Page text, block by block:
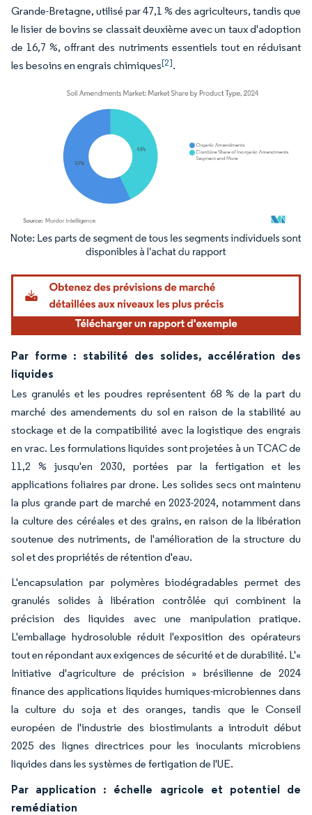
Grande-Bretagne, utilisé par 47,1 % des agriculteurs, tandis que
le lisier de bovins se classait deuxième avec un taux d'adoption
de 16,7 %, offrant des nutriments essentiels tout en réduisant
les besoins en engrais chimiques[2].
Image © Mordor Intelligence. La réutilisation nécessite une attribution sous CC BY
Par forme : stabilité des solides, accélération des
liquides
Les granulés et les poudres représentent 68 % de la part du
marché des amendements du sol en raison de la stabilité au
stockage et de la compatibilité avec la logistique des engrais
en vrac. Les formulations liquides sont projetées à un TCAC de
11,2 % jusqu'en 2030, portées par la fertigation et les
applications foliaires par drone. Les solides secs ont maintenu
la plus grande part de marché en 2023-2024, notamment dans
la culture des céréales et des grains, en raison de la libération
soutenue des nutriments, de l'amélioration de la structure du
sol et des propriétés de rétention d'eau.
L'encapsulation par polymères biodégradables permet des
granulés solides à libération contrôlée qui combinent la
précision des liquides avec une manipulation pratique.
L'emballage hydrosoluble réduit l'exposition des opérateurs
tout en répondant aux exigences de sécurité et de durabilité. L'«
Initiative d'agriculture de précision » brésilienne de 2024
finance des applications liquides humiques-microbiennes dans
la culture du soja et des oranges, tandis que le Conseil
européen de l'industrie des biostimulants a introduit début
2025 des lignes directrices pour les inoculants microbiens
liquides dans les systèmes de fertigation de l'UE.
Par application : échelle agricole et potentiel de
remédiation